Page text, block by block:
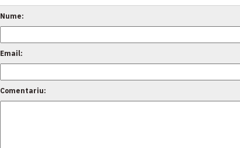
Nume:
Email:
Comentariu: